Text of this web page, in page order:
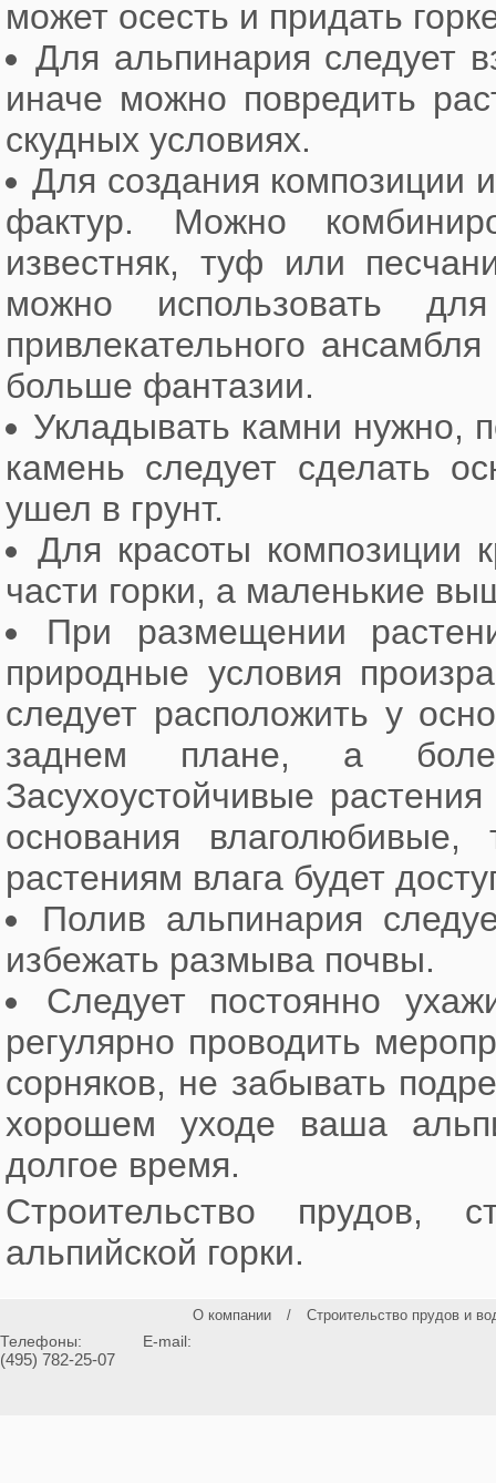
может осесть и придать
Для альпинария следует
иначе можно повредить
скудных условиях.
Для создания композиции
фактур. Можно
известняк, туф или
можно использовать
привлекательного
больше фантазии.
Укладывать камни нужно,
камень следует сделать
ушел в грунт.
Для красоты композиции
части горки, а маленькие
При размещении
природные условия
следует расположить у
заднем плане, а
Засухоустойчивые
основания
растениям влага будет
Полив альпинария
избежать размыва почвы.
Следует постоянно
регулярно проводить
сорняков, не забывать
хорошем уходе ваша
долгое время.
Строительство прудов,
альпийской горки.
О компании / Строительство прудов и
Телефоны:
(495) 782-25-07
E-mail: